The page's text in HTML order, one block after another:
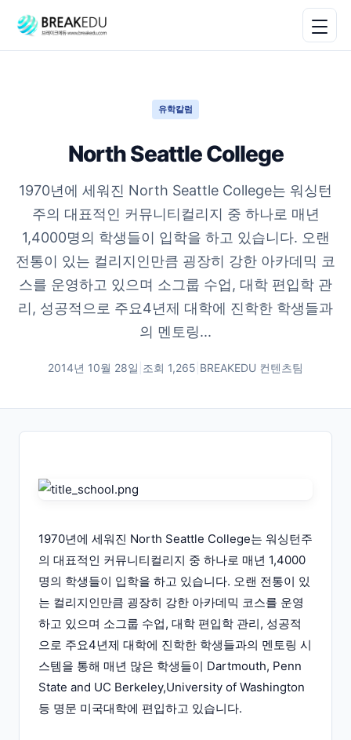
유학칼럼
North Seattle College
1970년에 세워진 North Seattle College는 워싱턴
주의 대표적인 커뮤니티컬리지 중 하나로 매년
1,4000명의 학생들이 입학을 하고 있습니다. 오랜
전통이 있는 컬리지인만큼 굉장히 강한 아카데믹 코
스를 운영하고 있으며 소그룹 수업, 대학 편입학 관
리, 성공적으로 주요4년제 대학에 진학한 학생들과
의 멘토링...
2014년 10월 28일 조회 1,265 BREAKEDU 컨텐츠팀
1970년에 세워진 North Seattle College는 워싱턴주
의 대표적인 커뮤니티컬리지 중 하나로 매년 1,4000
명의 학생들이 입학을 하고 있습니다. 오랜 전통이 있
는 컬리지인만큼 굉장히 강한 아카데믹 코스를 운영
하고 있으며 소그룹 수업, 대학 편입학 관리, 성공적
으로 주요4년제 대학에 진학한 학생들과의 멘토링 시
스템을 통해 매년 많은 학생들이 Dartmouth, Penn
State and UC Berkeley,University of Washington
등 명문 미국대학에 편입하고 있습니다.